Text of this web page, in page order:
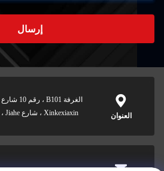
إرسال
العنوان
Xinkexiaxin ، شارع Jiahe ، منطقة Baiyun ، قوانغتشو